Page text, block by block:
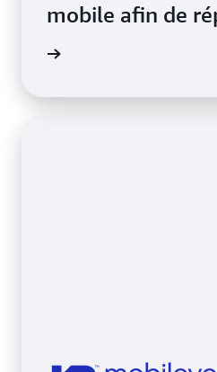
mobile afin de
l’augmentation
avec AWS